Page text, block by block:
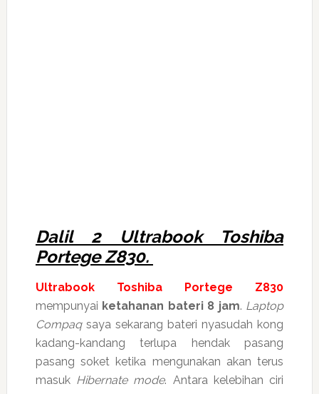
Dalil 2 Ultrabook Toshiba
Portege Z830.
Ultrabook Toshiba Portege Z830
mempunyai ketahanan bateri 8 jam. Laptop
Compaqsaya sekarang bateri nyasudah kong
kadang-kandang terlupa hendak pasang
pasang soket ketika mengunakan akan terus
masuk Hibernate mode. Antara kelebihan ciri